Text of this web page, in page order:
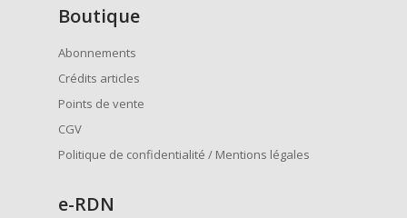
Boutique
Abonnements
Crédits articles
Points de vente
CGV
Politique de confidentialité / Mentions légales
e-RDN